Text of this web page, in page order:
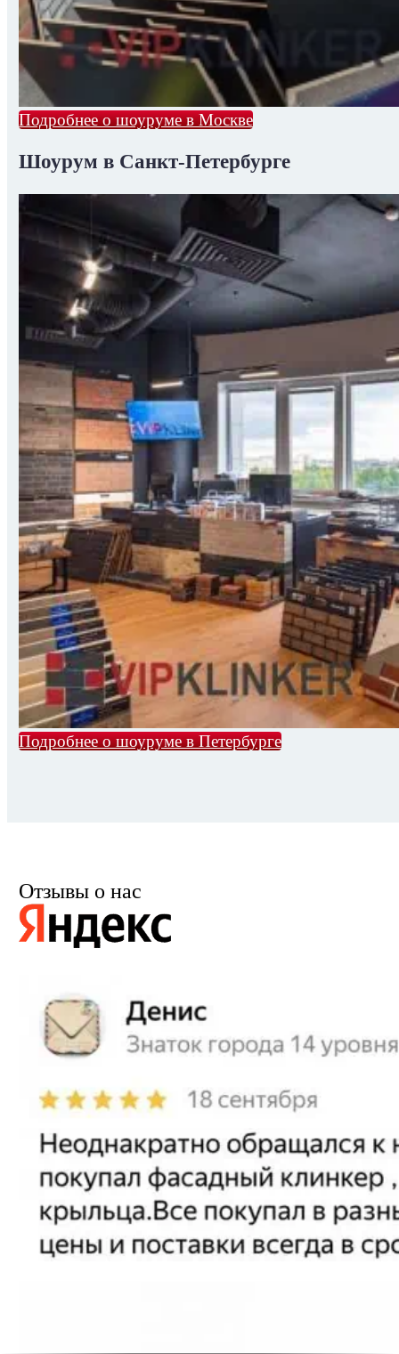
Подробнее о шоуруме в Москве
Шоурум в Санкт-Петербурге
Подробнее о шоуруме в Петербурге
Отзывы о нас